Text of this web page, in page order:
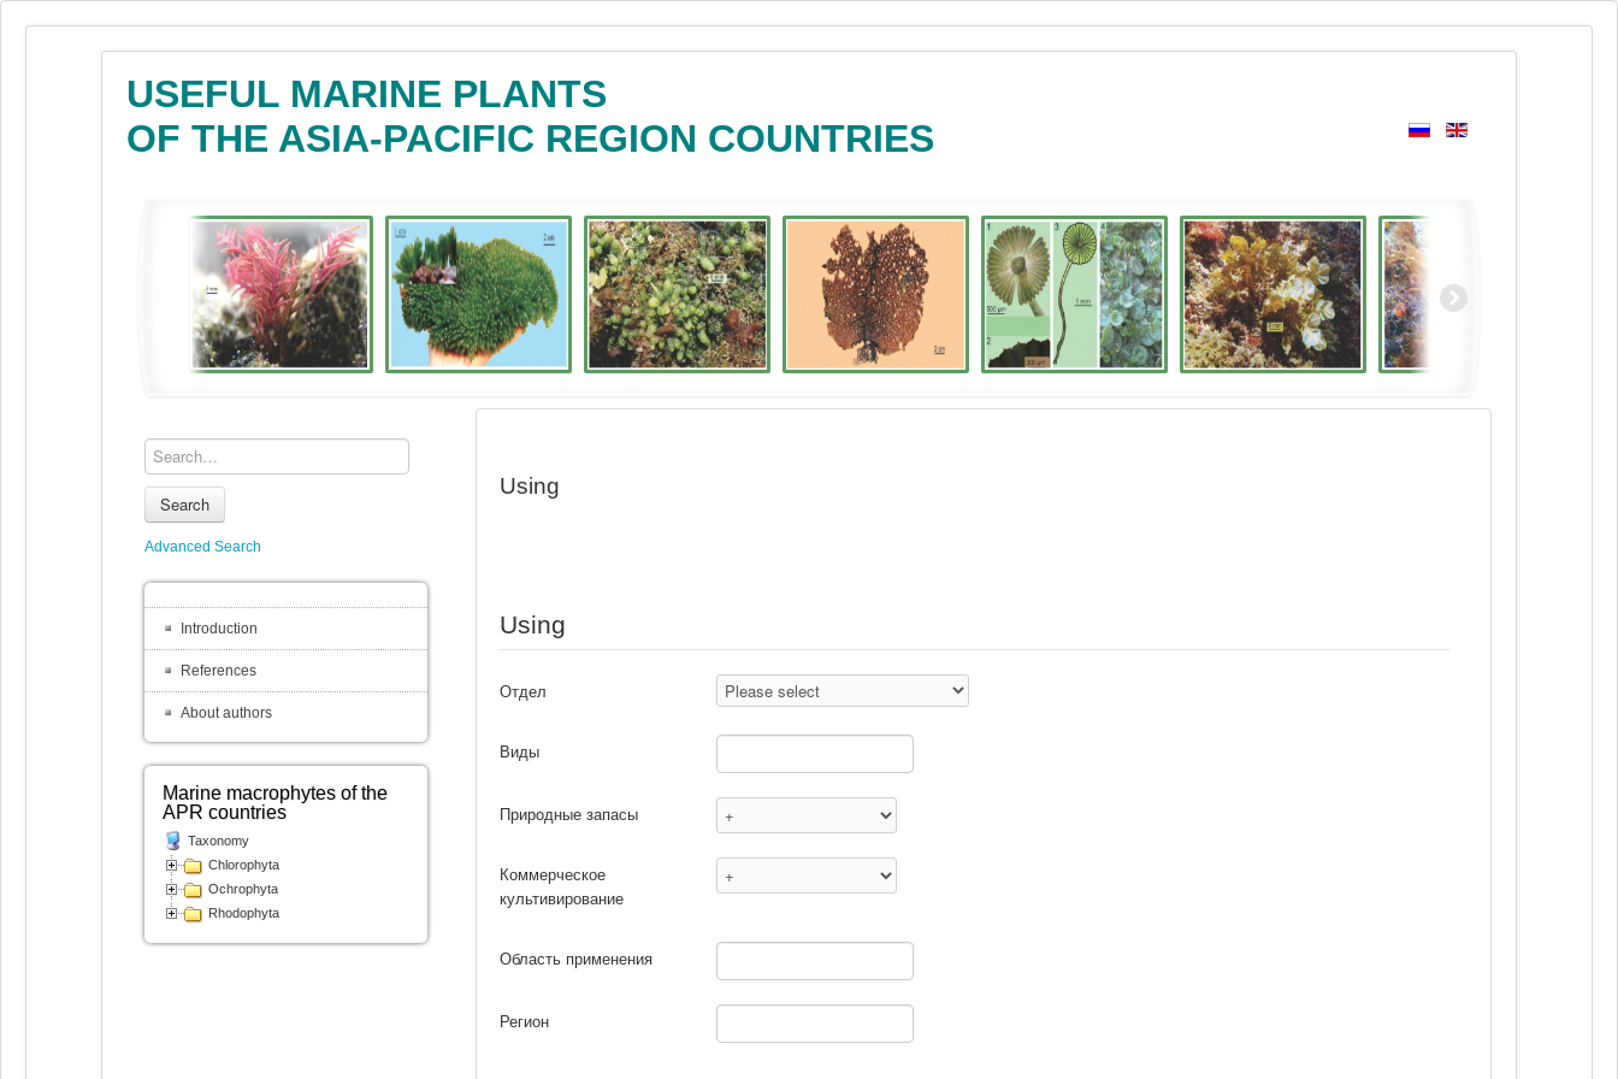
USEFUL MARINE PLANTS
OF THE ASIA-PACIFIC REGION COUNTRIES
Using
Using
Отдел
Виды
Природные запасы
Коммерческое
культивирование
Область применения
Регион
Search
Advanced Search
Introduction
References
About authors
Marine macrophytes of the
APR countries
Taxonomy
Chlorophyta
Ochrophyta
Rhodophyta